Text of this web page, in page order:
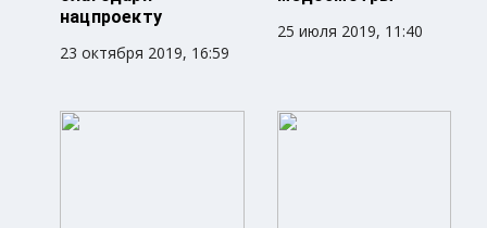
нацпроекту
23 октября 2019, 16:59
25 июля 2019, 11:40